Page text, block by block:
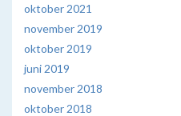
oktober 2021
november 2019
oktober 2019
juni 2019
november 2018
oktober 2018